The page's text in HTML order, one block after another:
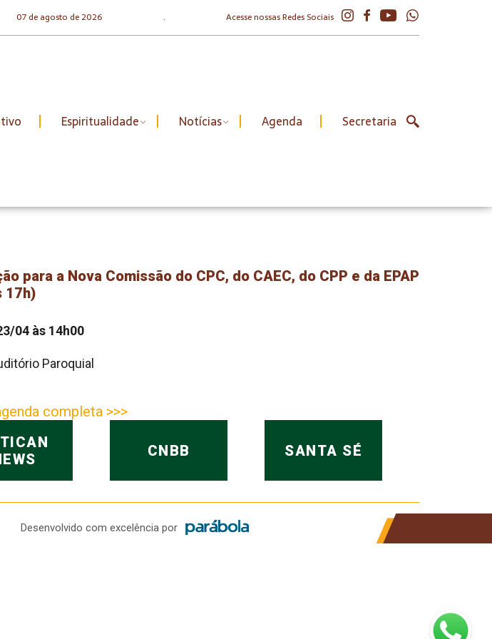
07 de agosto de 2026 . Acesse nossas Redes Sociais
Espiritualidade Notícias Agenda Secretaria
para a Nova Comissão do CPC, do CAEC, do CPP e da EPAP
17h)
04 às 14h00
Paroquial
completa >>>
CNBB SANTA SÉ
com excelência por